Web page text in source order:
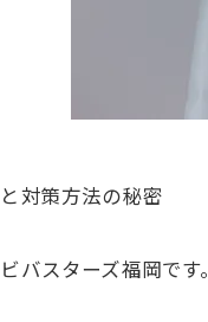
対策方法の秘密
バスターズ福岡です。